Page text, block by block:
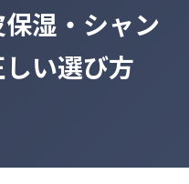
湿・シャン
い選び方